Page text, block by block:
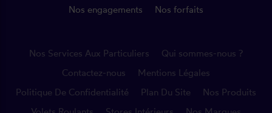
Nos engagements
Nos forfaits
Nos Services Aux Particuliers
Qui sommes-nous ?
Contactez-nous
Mentions Légales
Politique De Confidentialité
Plan Du Site
Nos Produits